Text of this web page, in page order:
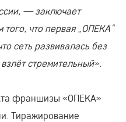
— заключает
что первая „ОПЕКА“
сеть развивалась без
стремительный».
франшизы «ОПЕКА»
Тиражирование